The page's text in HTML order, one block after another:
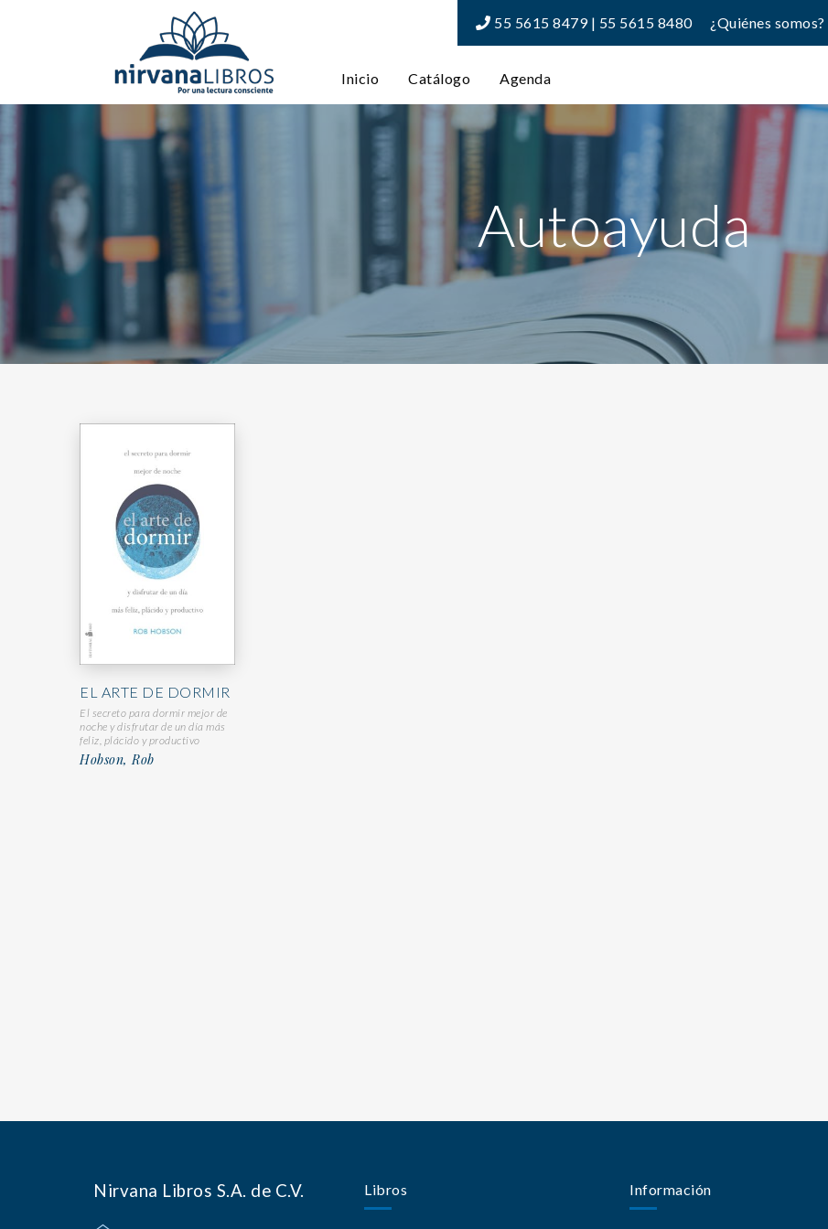
55 5615 8479 | 55 5615 8480 ¿Quiénes somos?
Inicio Catálogo Agenda
Autoayuda
EL ARTE DE DORMIR
El secreto para dormir mejor de
noche y disfrutar de un día más
feliz, plácido y productivo
Hobson, Rob
Nirvana Libros S.A. de C.V. Libros Información